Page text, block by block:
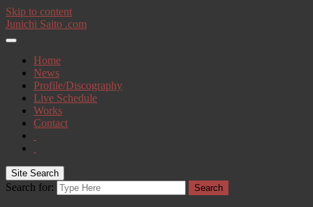
Skip to content
Junichi Saito .com
Home
News
Profile/Discography
Live Schedule
Works
Contact
Site Search
Search for: Search